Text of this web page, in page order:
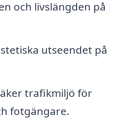
och livslängden på
utseendet på
trafikmiljö för
fotgängare.